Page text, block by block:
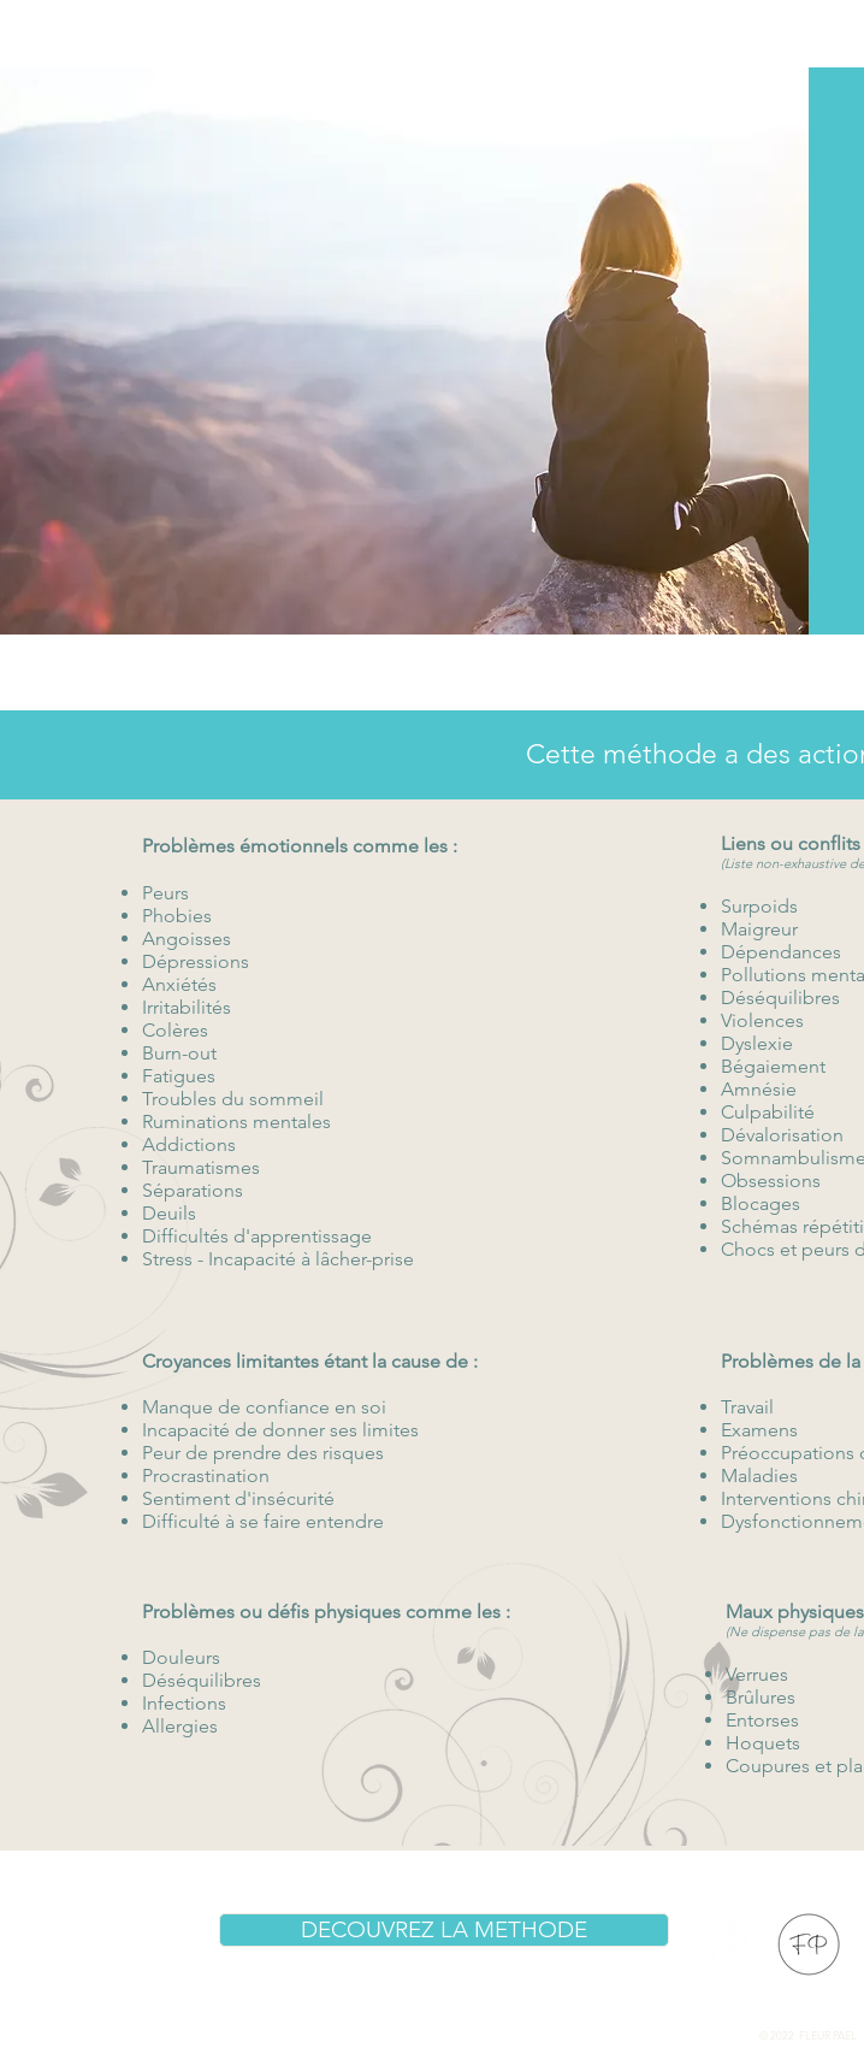
Cette méthode a des
Problèmes émotionnels comme les :
Peurs
Phobies
Angoisses
Dépressions
Anxiétés
Irritabilités
Colères
Burn-out
Fatigues
Troubles du sommeil
Ruminations mentales
Addictions
Traumatismes
Séparations
Deuils
Difficultés d'apprentissage
Stress - Incapacité à lâcher-prise
Croyances limitantes étant la cause de :
Manque de confiance en soi
Incapacité de donner ses limites
Peur de prendre des risques
Procrastination
Sentiment d'insécurité
Difficulté à se faire entendre
​Problèmes ou défis physiques comme les :
Douleurs
Déséquilibres
Infections
Allergies
Problèmes de
Travail
Examens
Préoccupations
Maladies
Interventions
Liens ou
​(Liste non-exhaustive
Surpoids
Maigreur
Dépendances
Pollutions
Déséquilibres
Violences
Dyslexie
Bégaiement
Amnésie
Culpabilité
Dévalorisation
Somnambulisme
Obsessions
Blocages
Schémas
Chocs et peurs
Maux
(Ne dispense pas de
Verrues
Brûlures
Entorses
Hoquets
Coupures et
DECOUVREZ LA METHODE